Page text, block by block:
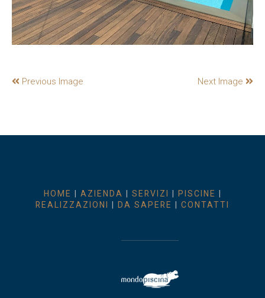
Previous Image Next Image
HOME AZIENDA SERVIZI PISCINE
REALIZZAZIONI
DA SAPERE CONTATTI